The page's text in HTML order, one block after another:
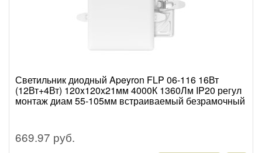
Светильник диодный Apeyron FLP 06-116 16Вт
(12Вт+4Вт) 120x120x21мм 4000К 1360Лм IP20 регул
монтаж диам 55-105мм встраиваемый безрамочный
669.97 руб.